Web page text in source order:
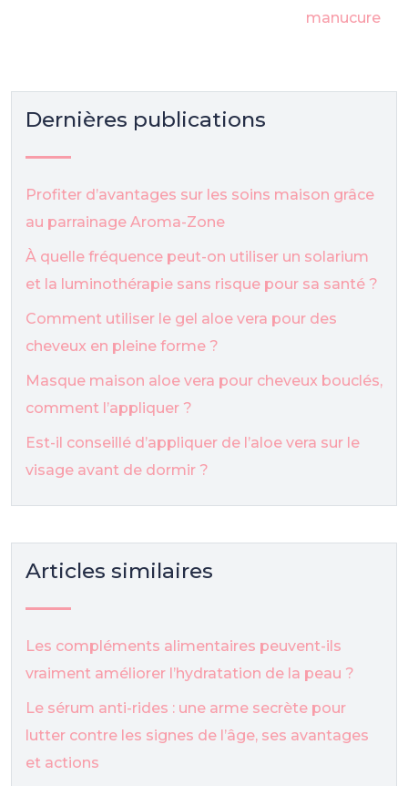
manucure
Dernières publications
Profiter d’avantages sur les soins maison grâce
au parrainage Aroma-Zone
À quelle fréquence peut-on utiliser un solarium
et la luminothérapie sans risque pour sa santé ?
Comment utiliser le gel aloe vera pour des
cheveux en pleine forme ?
Masque maison aloe vera pour cheveux bouclés,
comment l’appliquer ?
Est-il conseillé d’appliquer de l’aloe vera sur le
visage avant de dormir ?
Articles similaires
Les compléments alimentaires peuvent-ils
vraiment améliorer l’hydratation de la peau ?
Le sérum anti-rides : une arme secrète pour
lutter contre les signes de l’âge, ses avantages
et actions